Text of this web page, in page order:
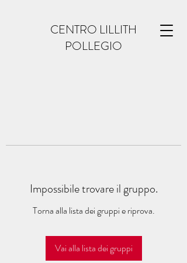
CENTRO LILLITH
POLLEGIO
Impossibile trovare il gruppo.
Torna alla lista dei gruppi e riprova.
Vai alla lista dei gruppi